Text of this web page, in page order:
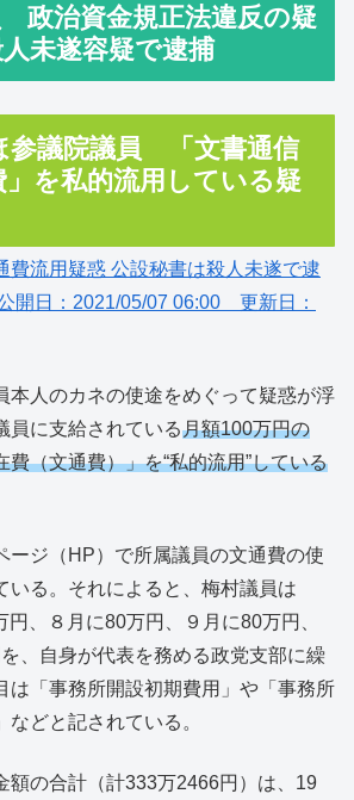
政治資金規正法違反の疑
未遂容疑で逮捕
参議院議員 「文書通信
」を私的流用している疑
費流用疑惑 公設秘書は殺人未遂で逮
開日：2021/05/07 06:00 更新日：
本人のカネの使途をめぐって疑惑が浮
員に支給されている月額100万円の
費（文通費）」を“私的流用”している
ージ（HP）で所属議員の文通費の使
いる。それによると、梅村議員は
、８月に80万円、９月に80万円、
、自身が代表を務める政党支部に繰
は「事務所開設初期費用」や「事務所
どと記されている。
額の合計（計333万2466円）は、19